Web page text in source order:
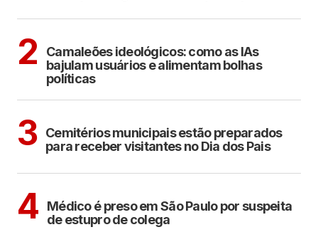
2
Camaleões ideológicos: como as IAs
bajulam usuários e alimentam bolhas
políticas
3 Cemitérios municipais estão preparados
para receber visitantes no Dia dos Pais
4
Médico é preso em São Paulo por suspeita
de estupro de colega